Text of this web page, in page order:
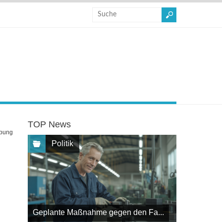
TOP News
Politik
Geplante Maßnahme gegen den Fa...